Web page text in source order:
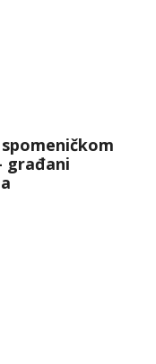
građani